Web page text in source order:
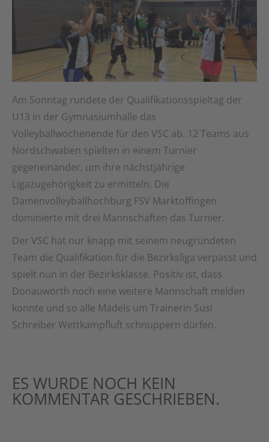
Am Sonntag rundete der Qualifikationsspieltag der
U13 in der Gymnasiumhalle das
Volleyballwochenende für den VSC ab. 12 Teams aus
Nordschwaben spielten in einem Turnier
gegeneinander, um ihre nächstjährige
Ligazugehörigkeit zu ermitteln. Die
Damenvolleyballhochburg FSV Marktoffingen
dominierte mit drei Mannschaften das Turnier.
Der VSC hat nur knapp mit seinem neugründeten
Team die Qualifikation für die Bezirksliga verpasst und
spielt nun in der Bezirksklasse. Positiv ist, dass
Donauwörth noch eine weitere Mannschaft melden
konnte und so alle Mädels um Trainerin Susi
Schreiber Wettkampfluft schnuppern dürfen.
ES WURDE NOCH KEIN
KOMMENTAR GESCHRIEBEN.